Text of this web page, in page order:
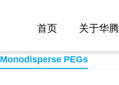
首页 关于华腾
Biotin-PEG4-COOH
Monodisperse PEGs